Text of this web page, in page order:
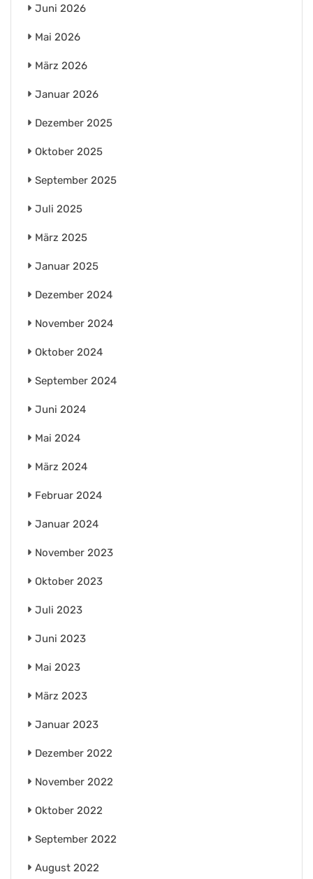
Juni 2026
Mai 2026
März 2026
Januar 2026
Dezember 2025
Oktober 2025
September 2025
Juli 2025
März 2025
Januar 2025
Dezember 2024
November 2024
Oktober 2024
September 2024
Juni 2024
Mai 2024
März 2024
Februar 2024
Januar 2024
November 2023
Oktober 2023
Juli 2023
Juni 2023
Mai 2023
März 2023
Januar 2023
Dezember 2022
November 2022
Oktober 2022
September 2022
August 2022